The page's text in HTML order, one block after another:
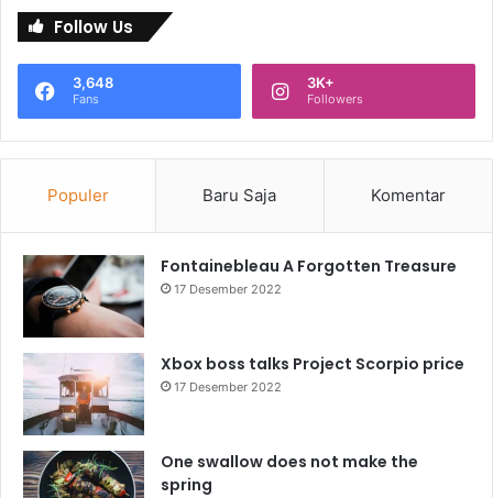
Follow Us
3,648
Fans
3K+
Followers
Populer Baru Saja Komentar
Fontainebleau A Forgotten Treasure
17 Desember 2022
Xbox boss talks Project Scorpio price
17 Desember 2022
One swallow does not make the
spring